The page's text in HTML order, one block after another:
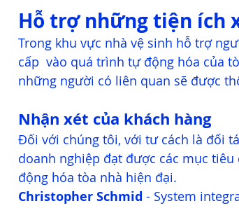
Hỗ trợ những tiện ích
Trong khu vực nhà vệ sinh hỗ trợ
cấp  vào quá trình tự động hóa của
những người có liên quan sẽ được
Nhận xét của khách hàng
Đối với chúng tôi, với tư cách là đối
doanh nghiệp đạt được các mục
động hóa tòa nhà hiện đại.
Christopher Schmid - System